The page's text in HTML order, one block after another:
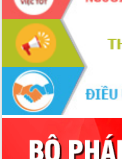
Tập huấn ứng dụng trí tuệ nhân tạo (AI)
trong thương mại điện tử năm 2026
Đoàn đại biểu Quốc hội tỉnh Đắk Lắk
trao đổi thông tin trước Kỳ họp thứ
nhất, Quốc hội khóa XVI
Quyết liệt cải cách hành chính, khơi
thông nguồn lực phát triển
Nâng cao hiệu lực, hiệu quả HĐND
tỉnh thông qua hiện đại hóa hành chính
Xã Ea Phê gắn cải cách hành chính với
chuyển đổi số
Phó Chủ tịch Thường trực UBND tỉnh
Hồ Thị Nguyên Thảo làm việc tại Trung
tâm Phục vụ hành chính công xã Ea